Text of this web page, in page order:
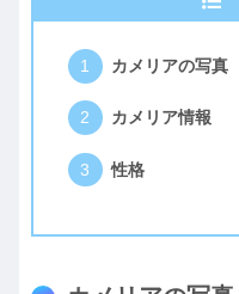
カメリアの写真
カメリア情報
性格